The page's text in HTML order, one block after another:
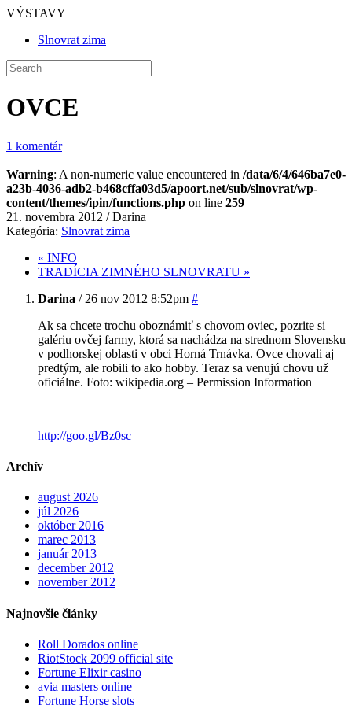
VÝSTAVY
Slnovrat zima
OVCE
1 komentár
Warning: A non-numeric value encountered in /data/6/4/646ba7e0-
a23b-4036-adb2-b468cffa03d5/apoort.net/sub/slnovrat/wp-
content/themes/ipin/functions.php on line 259
21. novembra 2012 / Darina
Kategória: Slnovrat zima
« INFO
TRADÍCIA ZIMNÉHO SLNOVRATU »
Darina / 26 nov 2012 8:52pm #
Ak sa chcete trochu oboznámiť s chovom oviec, pozrite si
galériu ovčej farmy, ktorá sa nachádza na strednom Slovensku
v podhorskej oblasti v obci Horná Trnávka. Ovce chovali aj
predtým, ale robili to ako hobby. Teraz sa venujú chovu už
oficiálne. Foto: wikipedia.org – Permission Information
http://goo.gl/Bz0sc
Archív
august 2026
júl 2026
október 2016
marec 2013
január 2013
december 2012
november 2012
Najnovšie články
Roll Dorados online
RiotStock 2099 official site
Fortune Elixir casino
avia masters online
Fortune Horse slots